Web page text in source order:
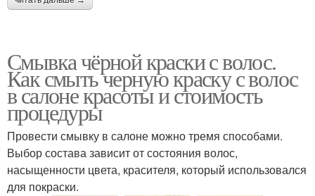
Смывка чёрной краски с волос.
Как смыть черную краску с волос
в салоне красоты и стоимость
процедуры
Провести смывку в салоне можно тремя способами.
Выбор состава зависит от состояния волос,
насыщенности цвета, красителя, который использовался
для покраски.